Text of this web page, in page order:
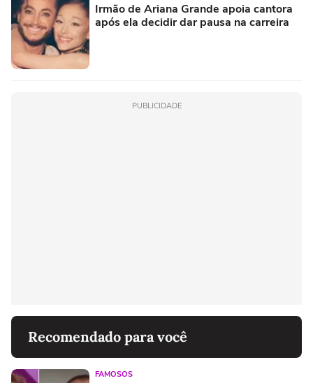
Irmão de Ariana Grande apoia cantora
após ela decidir dar pausa na carreira
PUBLICIDADE
Recomendado para você
FAMOSOS